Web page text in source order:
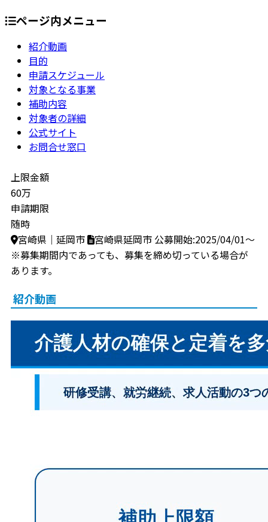
ページ内メニュー
紹介動画
目的
申請スケジュール
対象となる事業
補助内容
対象者の詳細
公式サイト
お問合せ窓口
上限金額
60万
申請期限
随時
宮崎県｜延岡市
宮崎県延岡市 公募開始:2025/04/01～
※募集期間内であっても、募集を締め切っている場合が
あります。
紹介動画